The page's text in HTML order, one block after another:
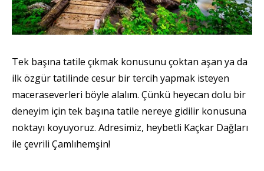
Tek başına tatile çıkmak konusunu çoktan aşan ya da
ilk özgür tatilinde cesur bir tercih yapmak isteyen
maceraseverleri böyle alalım. Çünkü heyecan dolu bir
deneyim için tek başına tatile nereye gidilir konusuna
noktayı koyuyoruz. Adresimiz, heybetli Kaçkar Dağları
ile çevrili Çamlıhemşin!